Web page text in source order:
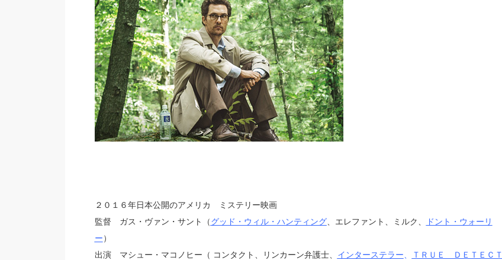
２０１６年日本公開のアメリカ ミステリー映画
監督 ガス・ヴァン・サント（グッド・ウィル・ハンティング、エレファント、ミルク、
ドント・ウォーリ
ー）
出演 マシュー・マコノヒー（ コンタクト、リンカーン弁護士、 インターステラー
ＴＲＵＥ ＤＥＴＥＣＴ